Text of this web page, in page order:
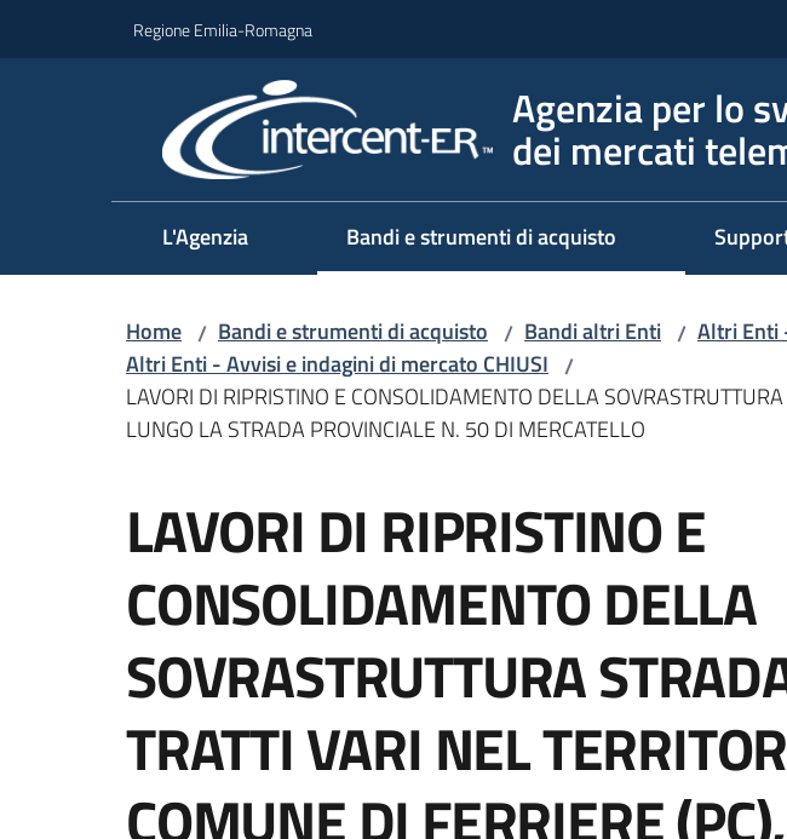
Regione Emilia-Romagna
Agenzia per lo
dei mercati
L'Agenzia Bandi e strumenti di acquisto
Home / Bandi e strumenti di acquisto / Bandi altri Enti / Altri Enti
Altri Enti - Avvisi e indagini di mercato CHIUSI /
LAVORI DI RIPRISTINO E CONSOLIDAMENTO DELLA
LUNGO LA STRADA PROVINCIALE N. 50 DI MERCATELLO
LAVORI DI RIPRISTINO E
CONSOLIDAMENTO DELLA
SOVRASTRUTTURA
TRATTI VARI NEL